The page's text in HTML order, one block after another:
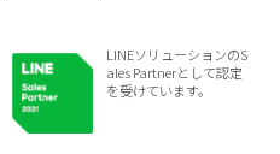
LINEソリューションのS
ales Partnerとして認定
を受けています。